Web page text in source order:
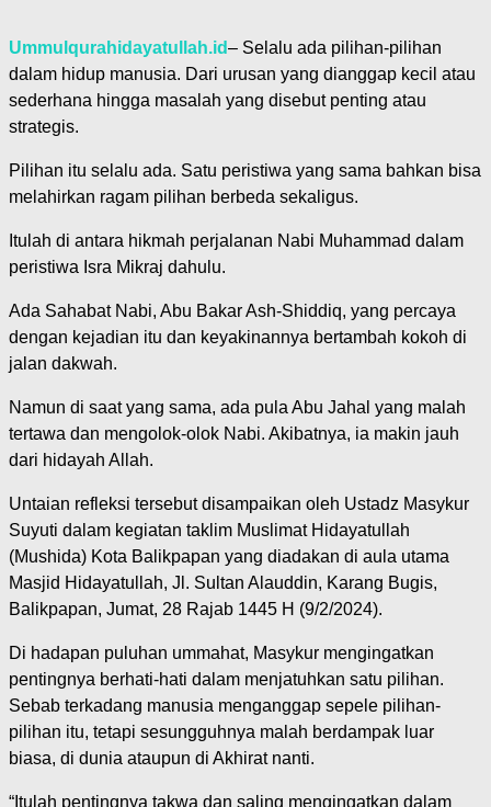
Ummulqurahidayatullah.id– Selalu ada pilihan-pilihan
dalam hidup manusia. Dari urusan yang dianggap kecil atau
sederhana hingga masalah yang disebut penting atau
strategis.
Pilihan itu selalu ada. Satu peristiwa yang sama bahkan bisa
melahirkan ragam pilihan berbeda sekaligus.
Itulah di antara hikmah perjalanan Nabi Muhammad dalam
peristiwa Isra Mikraj dahulu.
Ada Sahabat Nabi, Abu Bakar Ash-Shiddiq, yang percaya
dengan kejadian itu dan keyakinannya bertambah kokoh di
jalan dakwah.
Namun di saat yang sama, ada pula Abu Jahal yang malah
tertawa dan mengolok-olok Nabi. Akibatnya, ia makin jauh
dari hidayah Allah.
Untaian refleksi tersebut disampaikan oleh Ustadz Masykur
Suyuti dalam kegiatan taklim Muslimat Hidayatullah
(Mushida) Kota Balikpapan yang diadakan di aula utama
Masjid Hidayatullah, Jl. Sultan Alauddin, Karang Bugis,
Balikpapan, Jumat, 28 Rajab 1445 H (9/2/2024).
Di hadapan puluhan ummahat, Masykur mengingatkan
pentingnya berhati-hati dalam menjatuhkan satu pilihan.
Sebab terkadang manusia menganggap sepele pilihan-
pilihan itu, tetapi sesungguhnya malah berdampak luar
biasa, di dunia ataupun di Akhirat nanti.
“Itulah pentingnya takwa dan saling mengingatkan dalam